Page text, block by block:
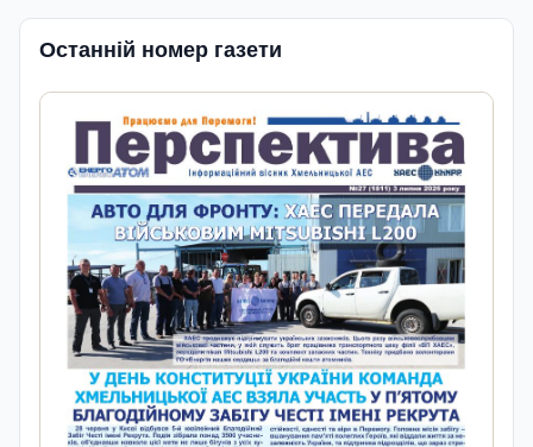
Останній номер газети